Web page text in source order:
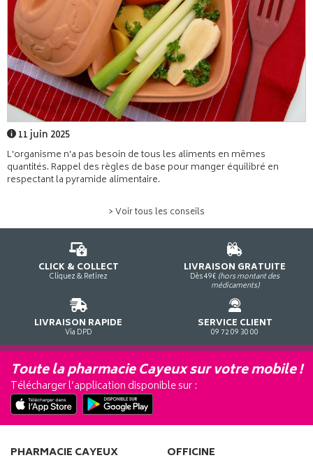
11 juin 2025
L'organisme n'a pas besoin de tous les aliments en mêmes
quantités. Rappel des règles de base pour manger équilibré en
respectant la pyramide alimentaire.
> Voir tous les conseils
CLICK & COLLECT
Cliquez & Retirez
LIVRAISON GRATUITE
Dès 49€ (hors montant des
médicaments)
LIVRAISON RAPIDE
Via DPD
SERVICE CLIENT
09 72 09 30 00
Toute la pharmacie Cayeux sur votre mobile !
Télécharger l’application disponible sur :
PHARMACIE CAYEUX OFFICINE